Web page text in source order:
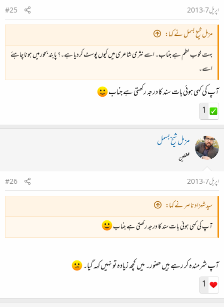
اپریل 7، 2013
#25
مزمل شیخ بسمل نے کہا:
بہت خوب نظم ہے جناب۔ اسے نثری شاعری میں کیوں پوسٹ کردیا ہے۔؟ پابند بحور میں ہونا چاہئے
اسے۔
آپ کی کہی ہوئی بات سند کا درجہ رکھتی ہے جناب
1
مزمل شیخ بسمل
محفلین
اپریل 7، 2013
#26
سید شہزاد ناصر نے کہا:
آپ کی کہی ہوئی بات سند کا درجہ رکھتی ہے جناب
آپ شرمندہ کر رہے ہیں حضور۔ میں کچھ زیادہ تو نہیں کہہ گیا۔
1